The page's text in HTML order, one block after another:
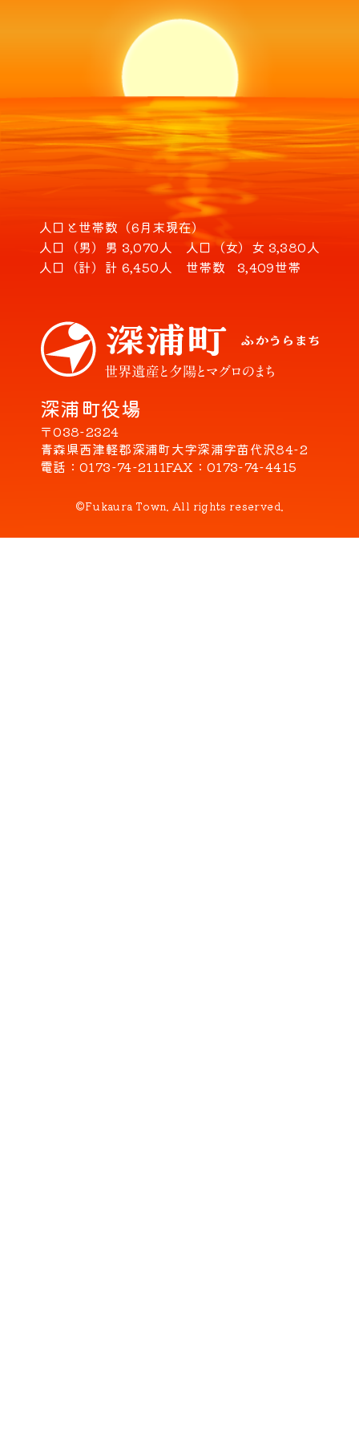
深浦町役場
〒038-2324
青森県西津軽郡深浦町大字深浦字苗代沢84-2
電話
0173-74-2111FAX 0173-74-4415
人口と世帯数（6月末現在）
人口（男） 男 3,070人 人口（女） 女 3,380人
人口（計） 計 6,450人 世帯数 3,409世帯
©Fukaura Town. All rights reserved.